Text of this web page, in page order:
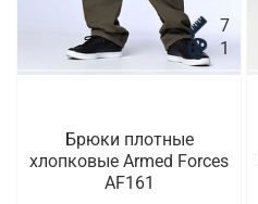
7
1
Брюки плотные
хлопковые Armed Forces
AF161